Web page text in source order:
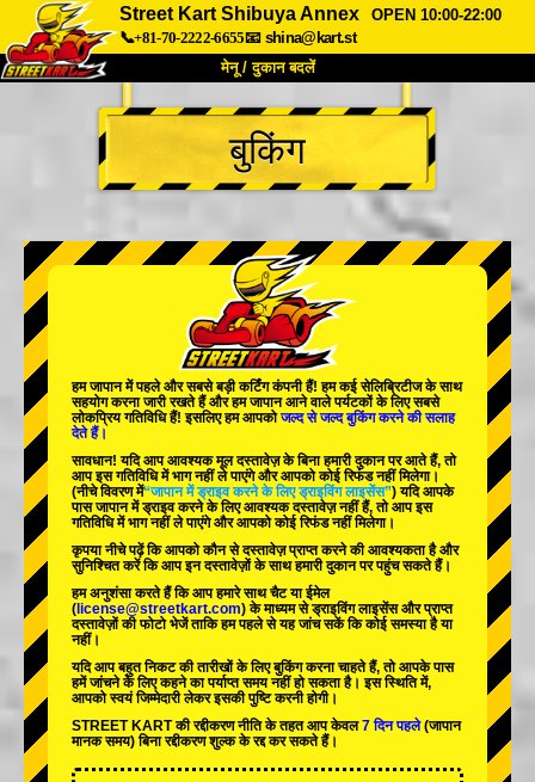
Street Kart Shibuya Annex
OPEN 10:00-22:00
📞+81-70-2222-6655📧 shina@kart.st
मेनू / दुकान बदलें
TOP
हमारे बारे में विशेषताएँ कीमत
कंपनी बुकिंग
शाखा बदलें
टोक्यो अकीहबारा#2
टोक्यो शिबुया एनेक्स टोक्यो बे
टोक्यो असाकुसा
ओकिनावा
बुकिंग
हम जापान मेंपहलेऔरसबसे बड़ी कर्टिंग कंपनीहैं! हमकई सेलिब्रिटीजके साथ
सहयोग करना जारी रखते हैं और हम जापान आने वाले पर्यटकों के लिएसबसे
लोकप्रिय गतिविधिहैं! इसलिए हम आपकोजल्द से जल्द बुकिंग करने की सलाह
देते हैं।
सावधान! यदि आप आवश्यक मूल दस्तावेज़ के बिना हमारी दुकान पर आते हैं, तो
आप इस गतिविधि में भाग नहीं ले पाएंगे और आपको कोई रिफंड नहीं मिलेगा।
(नीचे विवरण में“जापान में ड्राइव करने के लिए ड्राइविंग लाइसेंस”) यदि आपके
पास जापान में ड्राइव करने के लिए आवश्यक दस्तावेज़ नहीं हैं, तो आप इस
गतिविधि में भाग नहीं ले पाएंगे और आपको कोई रिफंड नहीं मिलेगा।
कृपया नीचे पढ़ें कि आपको कौन से दस्तावेज़ प्राप्त करने की आवश्यकता है और
सुनिश्चित करें कि आप इन दस्तावेज़ों के साथ हमारी दुकान पर पहुंच सकते हैं।
हम अनुशंसा करते हैं कि आप हमारे साथ चैट या ईमेल
( license@streetkart.com) के माध्यम से ड्राइविंग लाइसेंस और प्राप्त
दस्तावेज़ों की फोटो भेजें ताकि हम पहले से यह जांच सकें कि कोई समस्या है या
नहीं।
यदि आप बहुत निकट की तारीखों के लिए बुकिंग करना चाहते हैं, तो आपके पास
हमें जांचने के लिए कहने का पर्याप्त समय नहीं हो सकता है। इस स्थिति में,
आपको स्वयं जिम्मेदारी लेकर इसकी पुष्टि करनी होगी।
STREET KART की रद्दीकरण नीति के तहत आप केवल7 दिन पहले(जापान
मानक समय) बिना रद्दीकरण शुल्क के रद्द कर सकते हैं।